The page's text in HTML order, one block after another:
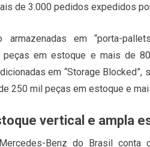
de 3.000 pedidos expedidos
em “porta-
peças em estoque e mais de
em “Storage Blocked”,
250 mil peças em estoque e
vertical e ampla
Benz do Brasil